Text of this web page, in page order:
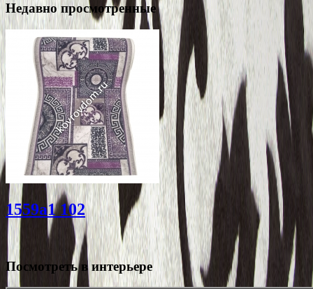
Недавно просмотренные
1559a1 102
Посмотреть в интерьере